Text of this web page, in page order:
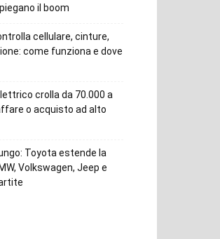
il boom
cellulare, cinture,
come funziona e dove
crolla da 70.000 a
o acquisto ad alto
Toyota estende la
Volkswagen, Jeep e